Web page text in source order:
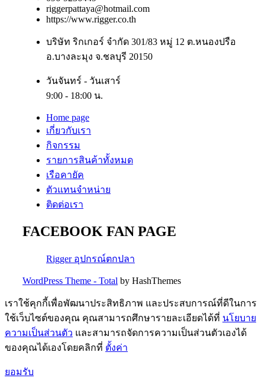
riggerpattaya@hotmail.com
https://www.rigger.co.th
บริษัท ริกเกอร์ จำกัด 301/83 หมู่ 12 ต.หนองปรือ
อ.บางละมุง จ.ชลบุรี 20150
วันจันทร์ - วันเสาร์
9:00 - 18:00 น.
Home page
เกี่ยวกับเรา
กิจกรรม
รายการสินค้าทั้งหมด
เรือคายัค
ตัวแทนจำหน่าย
ติดต่อเรา
FACEBOOK FAN PAGE
Rigger อุปกรณ์ตกปลา
WordPress Theme - Total by HashThemes
เราใช้คุกกี้เพื่อพัฒนาประสิทธิภาพ และประสบการณ์ที่ดีในการ
ใช้เว็บไซต์ของคุณ คุณสามารถศึกษารายละเอียดได้ที่ นโยบาย
ความเป็นส่วนตัว และสามารถจัดการความเป็นส่วนตัวเองได้
ของคุณได้เองโดยคลิกที่ ตั้งค่า
ยอมรับ